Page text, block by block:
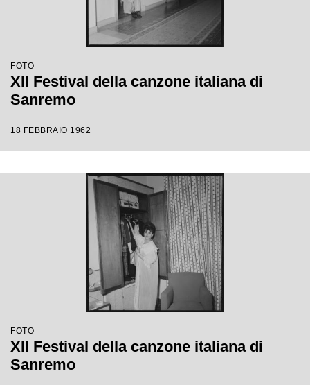
FOTO
XII Festival della canzone italiana di
Sanremo
18 FEBBRAIO 1962
FOTO
XII Festival della canzone italiana di
Sanremo